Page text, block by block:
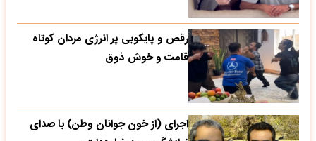
رقص و پایکوبی پر انرژی مردان کوتاه
قامت و خوش ذوق
اجرای (از خون جوانان وطن) با صدای